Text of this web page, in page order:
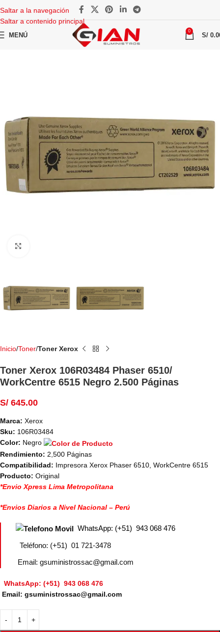
Saltar a la navegación
Saltar a contenido principal
MENÚ
0
S/
Inicio Toner Toner Xerox
Toner Xerox 106R03484 Phaser 6510/
WorkCentre 6515 Negro 2.500 Páginas
S/ 645.00
Marca: Xerox
Sku: 106R03484
Color: Negro
Rendimiento: 2,500 Páginas
Compatibilidad: Impresora Xerox Phaser 6510, WorkCentre 6515
Producto: Original
*Envio Xpress Lima Metropolitana
*Envios Diarios a Nivel Nacional – Perú
WhatsApp: (+51) 943 068 476
Teléfono: (+51) 01 721-3478
Email: gsuministrossac@gmail.com
WhatsApp: (+51) 943 068 476
Email: gsuministrossac@gmail.com